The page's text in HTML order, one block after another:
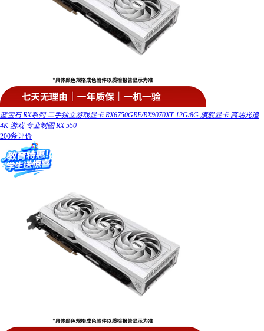
蓝宝石 RX系列 二手独立游戏显卡 RX6750GRE/RX9070XT 12G/8G 旗舰显卡 高端光追
4K 游戏 专业制图 RX 550
200条评价